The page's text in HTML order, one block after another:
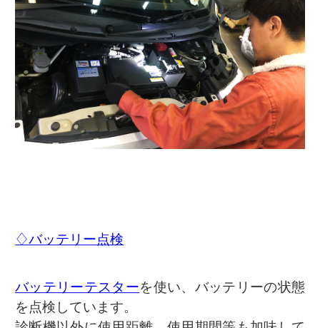
♢バッテリー点検
バッテリーテスターを使い、バッテリーの状態
を点検しています。